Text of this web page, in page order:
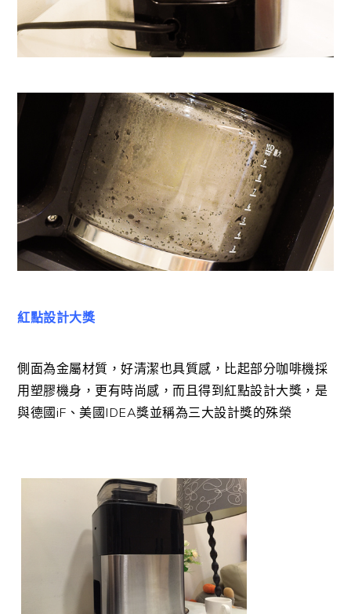
紅點設計大獎
側面為金屬材質，好清潔也具質感，比起部分咖啡機採
用塑膠機身，更有時尚感，而且得到紅點設計大獎，是
與德國iF、美國IDEA獎並稱為三大設計獎的殊榮